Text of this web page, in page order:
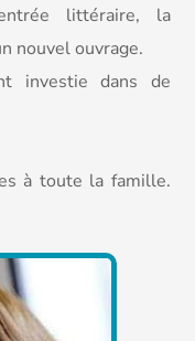
littéraire, la
nouvel ouvrage.
investie dans de
à toute la famille.